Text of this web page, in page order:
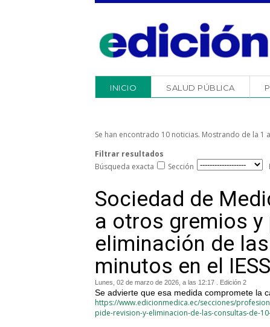
INICIO SALUD PÚBLICA
Se han encontrado 10 noticias. Mostrando de la 1
Filtrar resultados
Búsqueda exacta
Sección
Sociedad de
a otros gremios y
eliminación de
minutos en el IESS
Lunes, 02 de marzo de 2026, a las 12:17 . Edición 2
Se advierte que esa medida compromete la
https://www.edicionmedica.ec/secciones/
pide-revision-y-eliminacion-de-las-consultas-de-